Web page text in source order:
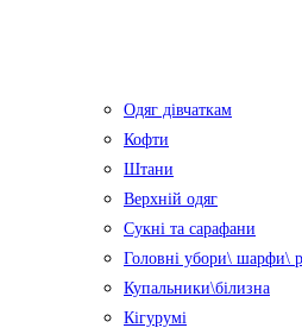
Одяг дівчаткам
Кофти
Штани
Верхній одяг
Сукні та сарафани
Головні убори\ шарфи\
Купальники\білизна
Кігурумі